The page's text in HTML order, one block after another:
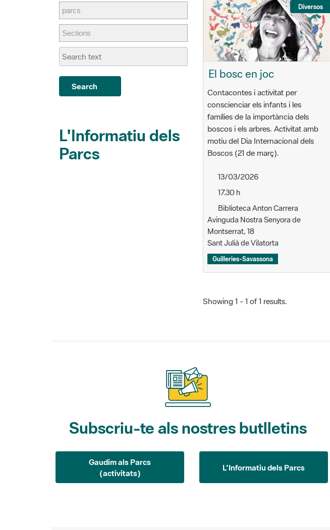
Search
Parcs
El bosc en joc
Contacontes i activitat per
conscienciar els infants i les
famílies de la importància dels
boscos i els arbres. Activitat amb
motiu del Dia Internacional dels
Boscos (21 de març).
17.30 h
Biblioteca Anton Carrera
Avinguda Nostra Senyora de
Montserrat, 18
Sant Julià de Vilatorta
Guilleries-Savassona
Gaudim als Parcs
(activitats)